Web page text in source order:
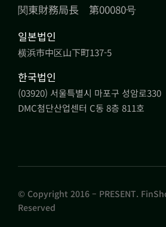
関東財務局長 第00080号
일본법인
横浜市中区山下町137-5
한국법인
(03920) 서울특별시 마포구 성암로330
DMC첨단산업센터 C동 8층 811호
© Copyright 2016 – PRESENT.
Reserved